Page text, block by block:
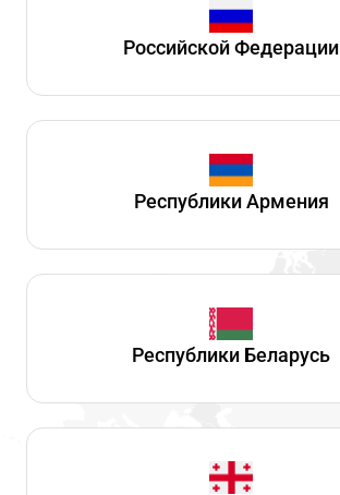
Российской Федерации
Республики Армения
Республики Беларусь